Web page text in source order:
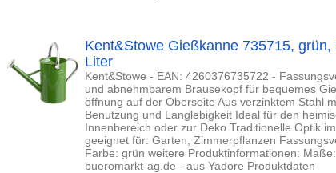
Kent&Stowe Gießkanne 735715,
Liter
Kent&Stowe - EAN: 4260376735722 -
und abnehmbarem Brausekopf für bequemes
öffnung auf der Oberseite Aus verzinktem Stahl
Benutzung und Langlebigkeit Ideal für den
Innenbereich oder zur Deko Traditionelle Optik
geeignet für: Garten, Zimmerpflanzen
Farbe: grün weitere Produktinformationen:
bueromarkt-ag.de - aus Yadore Produktdaten